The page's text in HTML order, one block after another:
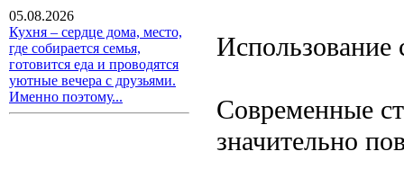
05.08.2026
Кухня – сердце дома, место,
где собирается семья,
готовится еда и проводятся
уютные вечера с друзьями.
Именно поэтому...
Использование
Современные
значительно